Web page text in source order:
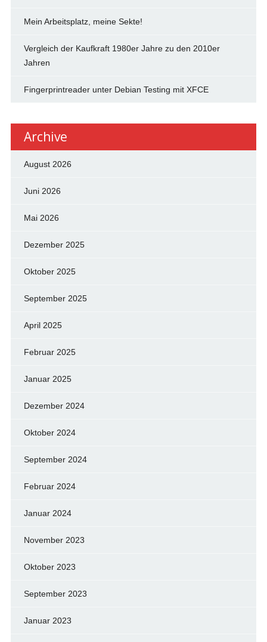
Mein Arbeitsplatz, meine Sekte!
Vergleich der Kaufkraft 1980er Jahre zu den 2010er
Jahren
Fingerprintreader unter Debian Testing mit XFCE
Archive
August 2026
Juni 2026
Mai 2026
Dezember 2025
Oktober 2025
September 2025
April 2025
Februar 2025
Januar 2025
Dezember 2024
Oktober 2024
September 2024
Februar 2024
Januar 2024
November 2023
Oktober 2023
September 2023
Januar 2023